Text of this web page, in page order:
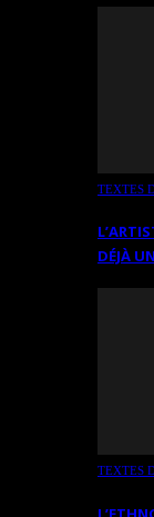
TEXTES
DÉJÀ
TEXTES